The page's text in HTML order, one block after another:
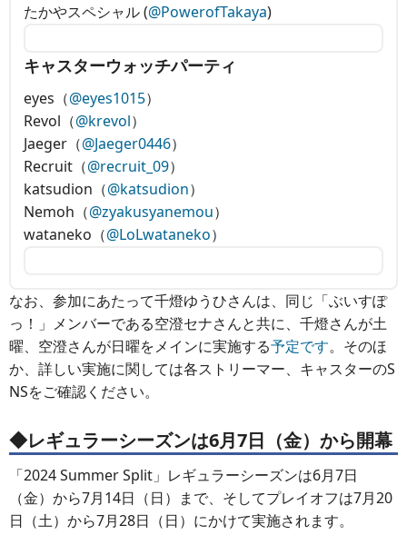
たかやスペシャル (@PowerofTakaya)
キャスターウォッチパーティ
eyes（@eyes1015）
Revol（@krevol）
Jaeger（@Jaeger0446）
Recruit（@recruit_09）
katsudion（@katsudion）
Nemoh（@zyakusyanemou​）
wataneko（@LoLwataneko）
なお、参加にあたって千燈ゆうひさんは、同じ「ぶいすぽ
っ！」メンバーである空澄セナさんと共に、千燈さんが土
曜、空澄さんが日曜をメインに実施する予定です。そのほ
か、詳しい実施に関しては各ストリーマー、キャスターのS
NSをご確認ください。
◆レギュラーシーズンは6月7日（金）から開幕
「2024 Summer Split」レギュラーシーズンは6月7日
（金）から7月14日（日）まで、そしてプレイオフは7月20
日（土）から7月28日（日）にかけて実施されます。